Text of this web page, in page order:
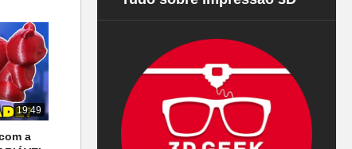
19:49
a